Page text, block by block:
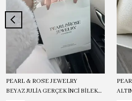
PEARL & ROSE JEWELRY
BEYAZ JULİA GERÇEK İNCİ BİLEKLİK